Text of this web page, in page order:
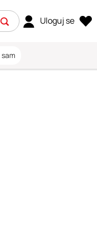
Uloguj se